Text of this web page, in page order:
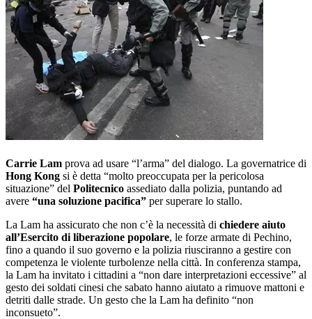
Carrie Lam prova ad usare “l’arma” del dialogo. La governatrice di
Hong Kong si è detta “molto preoccupata per la pericolosa
situazione” del Politecnico assediato dalla polizia, puntando ad
avere “una soluzione pacifica” per superare lo stallo.
La Lam ha assicurato che non c’è la necessità di chiedere aiuto
all’Esercito di liberazione popolare, le forze armate di Pechino,
fino a quando il suo governo e la polizia riusciranno a gestire con
competenza le violente turbolenze nella città. In conferenza stampa,
la Lam ha invitato i cittadini a “non dare interpretazioni eccessive” al
gesto dei soldati cinesi che sabato hanno aiutato a rimuove mattoni e
detriti dalle strade. Un gesto che la Lam ha definito “non
inconsueto”.